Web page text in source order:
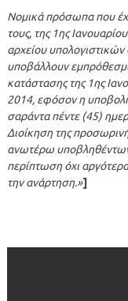
Νομικά πρόσωπα που
τους, της 1ης
αρχείου
υποβάλλουν
κατάστασης της 1ης
2014, εφόσον η υποβολή
σαράντα πέντε (45)
Διοίκηση της
ανωτέρω
περίπτωση όχι
την ανάρτηση.»]